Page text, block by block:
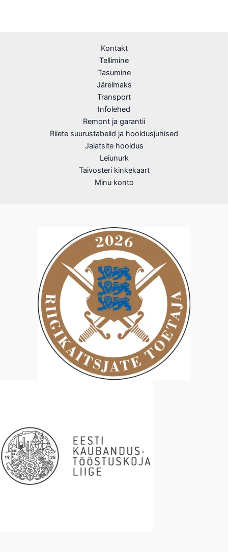
Kontakt
Tellimine
Tasumine
Järelmaks
Transport
Infolehed
Remont ja garantii
Riiete suurustabelid ja hooldusjuhised
Jalatsite hooldus
Leiunurk
Taivosteri kinkekaart
Minu konto